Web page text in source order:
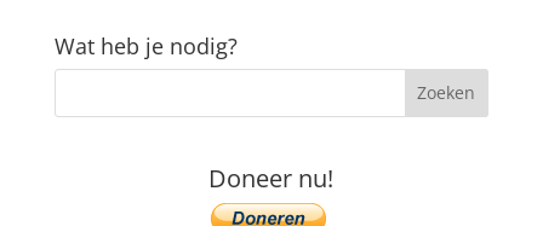
Wat heb je nodig?
Doneer nu!